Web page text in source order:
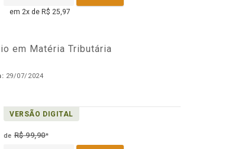
em 2x de R$ 25,97
em Matéria Tributária
29/07/2024
VERSÃO DIGITAL
deR$ 99,90*